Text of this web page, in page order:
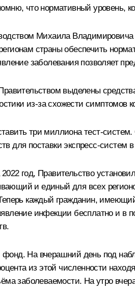
что нормативный уровень,
Михаила
страны обеспечить
заболевания позволяет
выделены
из-за схожести симптомов
три миллиона тест-
для поставки экспресс-
год, Правительство
и единый для всех
каждый гражданин,
инфекции бесплатно и
фонд. На вчерашний день под
из этой численности
заболеваемости. На утро